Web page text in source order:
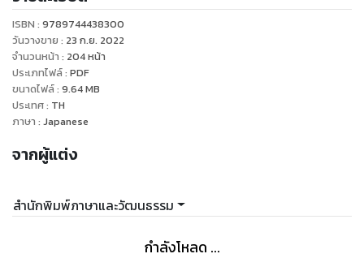
ISBN : 9789744438300
วันวางขาย : 23 ก.ย. 2022
จำนวนหน้า : 204หน้า
ประเภทไฟล์: PDF
ขนาดไฟล์: 9.64MB
ประเทศ: TH
ภาษา : Japanese
จากผู้แต่ง
สำนักพิมพ์ภาษาและวัฒนธรรม
กำลังโหลด ...